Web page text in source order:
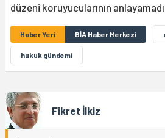
düzeni koruyucularının
Haber Yeri BİA Haber Merkezi
hukuk gündemi
Fikret İlkiz